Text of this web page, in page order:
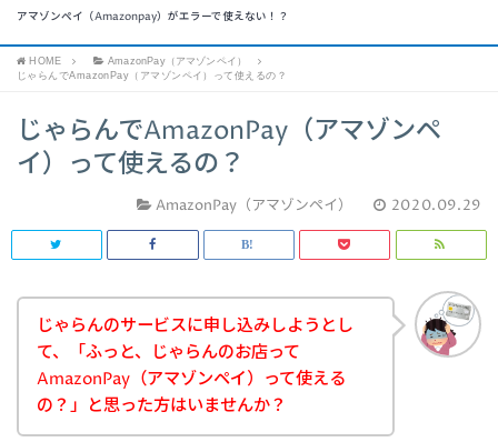
アマゾンペイ（Amazonpay）がエラーで使えない！？
HOME
AmazonPay（アマゾンペイ）
じゃらんでAmazonPay（アマゾンペイ）って使えるの？
じゃらんでAmazonPay（アマゾンペ
イ）って使えるの？
AmazonPay（アマゾンペイ） 2020.09.29
じゃらんのサービスに申し込みしようとし
て、「ふっと、じゃらんのお店って
AmazonPay（アマゾンペイ）って使える
の？」と思った方はいませんか？